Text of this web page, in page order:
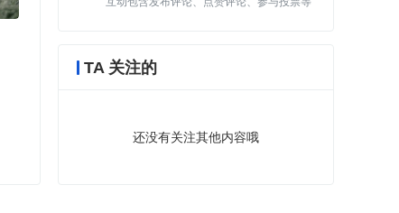
TA 关注的
还没有关注其他内容哦